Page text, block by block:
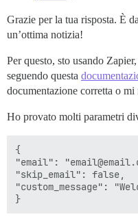
Grazie per la tua risposta. È
un’ottima notizia!
Per questo, sto usando
seguendo questa
documentazione corretta o mi
Ho provato molti parametri
{
"email":
"skip_email": false,
"custom_message":